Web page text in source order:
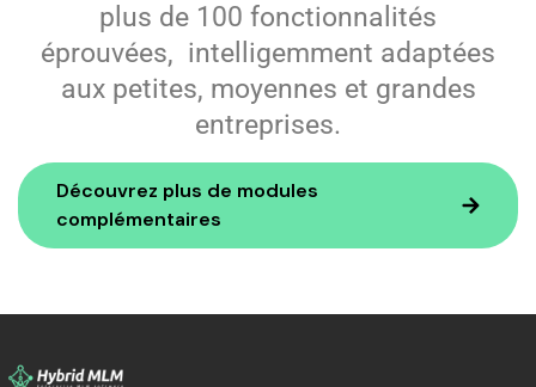
plus de 100 fonctionnalités
éprouvées, intelligemment adaptées
aux petites, moyennes et grandes
entreprises.
Découvrez plus de modules
complémentaires